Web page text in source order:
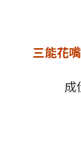
三能花
成